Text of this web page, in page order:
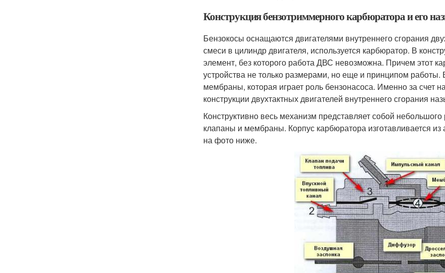
Конструкция бензотриммерного карбюратора и его
Бензокосы оснащаются двигателями внутреннего сгорания
смеси в цилиндр двигателя, используется карбюратор. В
элемент, без которого работа ДВС невозможна. Причем этот
устройства не только размерами, но еще и принципом работы.
мембраны, которая играет роль бензонасоса. Именно за счет
конструкции двухтактных двигателей внутреннего сгорания
Конструктивно весь механизм представляет собой
клапаны и мембраны. Корпус карбюратора изготавливается
на фото ниже.